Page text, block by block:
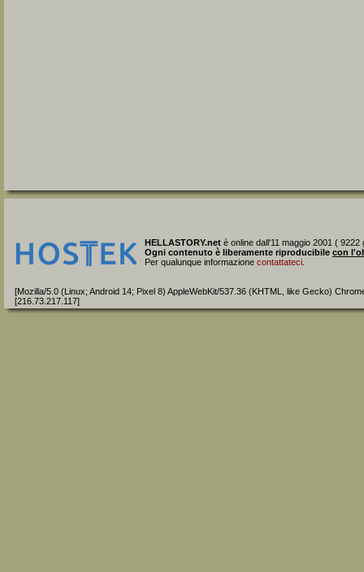
HELLASTORY.net è online dall'11 maggio 2001 ( 9222
Ogni contenuto è liberamente riproducibile con
Per qualunque informazione contattateci
[Mozilla/5.0 (Linux; Android 14; Pixel 8) AppleWebKit/537.36 (KHTML, like Gecko)
[216.73.217.117]